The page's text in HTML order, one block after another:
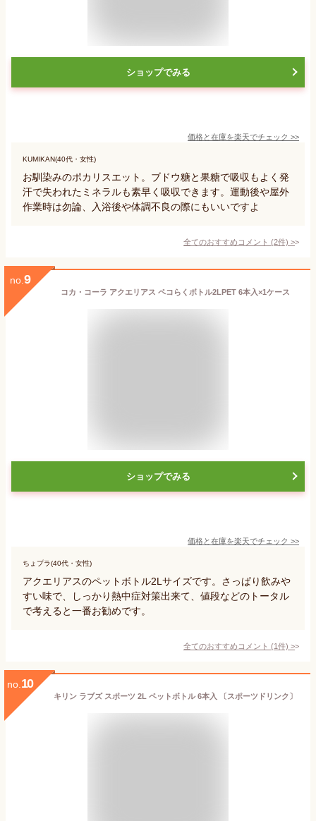
ショップでみる
価格と在庫を楽天でチェック >>
KUMIKAN(40代・女性)
お馴染みのポカリスエット。ブドウ糖と果糖で吸収もよく発
汗で失われたミネラルも素早く吸収できます。運動後や屋外
作業時は勿論、入浴後や体調不良の際にもいいですよ
全てのおすすめコメント (2件) >
no. 9
コカ・コーラ アクエリアス ペコらくボトル2LPET 6本入×1ケース
ショップでみる
価格と在庫を楽天でチェック >>
ちょプラ(40代・女性)
アクエリアスのペットボトル2Lサイズです。さっぱり飲みや
すい味で、しっかり熱中症対策出来て、値段などのトータル
で考えると一番お勧めです。
全てのおすすめコメント (1件) >
no. 10
キリン ラブズ スポーツ 2L ペットボトル 6本入 〔スポーツドリンク〕